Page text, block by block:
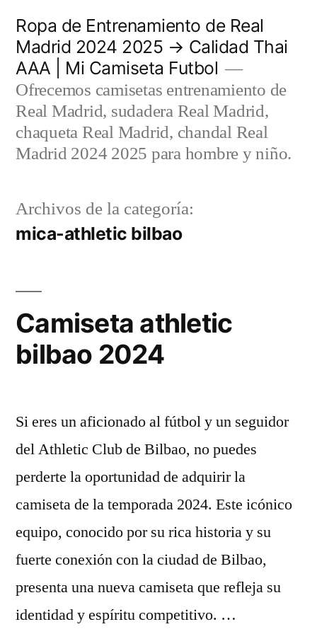
contenido
Ropa de Entrenamiento de Real
Madrid 2024 2025 → Calidad Thai
AAA | Mi Camiseta Futbol
Ofrecemos camisetas entrenamiento de
Real Madrid, sudadera Real Madrid,
chaqueta Real Madrid, chandal Real
Madrid 2024 2025 para hombre y niño.
Archivos de la categoría:
mica-athletic bilbao
Camiseta athletic
bilbao 2024
Si eres un aficionado al fútbol y un seguidor
del Athletic Club de Bilbao, no puedes
perderte la oportunidad de adquirir la
camiseta de la temporada 2024. Este icónico
equipo, conocido por su rica historia y su
fuerte conexión con la ciudad de Bilbao,
presenta una nueva camiseta que refleja su
identidad y espíritu competitivo. …